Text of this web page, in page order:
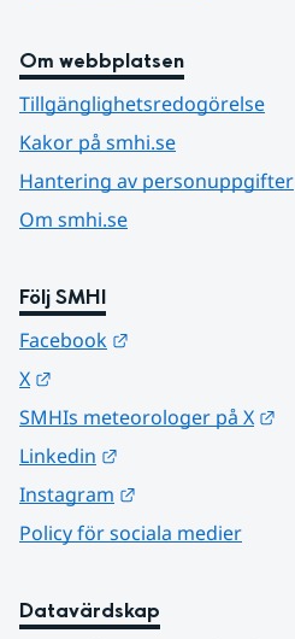
Om webbplatsen
Tillgänglighetsredogörelse
Kakor på smhi.se
Hantering av personuppgifter
Om smhi.se
Följ SMHI
Facebook
X
SMHIs meteorologer på X
Linkedin
Instagram
Policy för sociala medier
Datavärdskap